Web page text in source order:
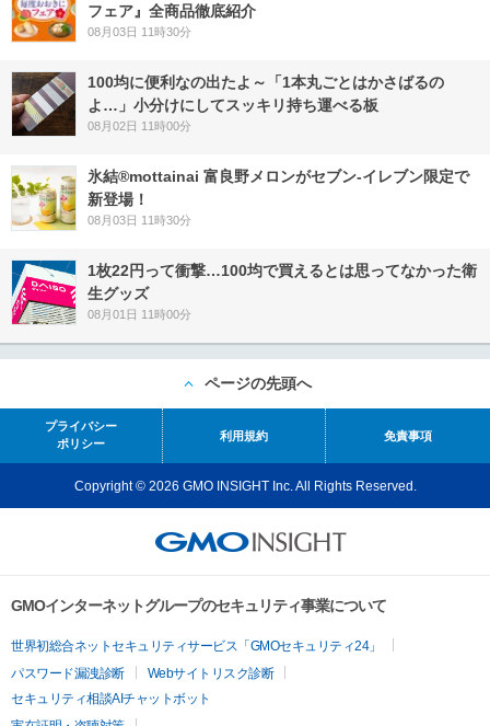
フェア』全商品徹底紹介
08月03日 11時30分
100均に便利なの出たよ～「1本丸ごとはかさばるの
よ…」小分けにしてスッキリ持ち運べる板
08月02日 11時00分
氷結®mottainai 富良野メロンがセブン‐イレブン限定で
新登場！
08月03日 11時30分
1枚22円って衝撃…100均で買えるとは思ってなかった衛
生グッズ
08月01日 11時00分
ページの先頭へ
プライバシー
ポリシー
利用規約 免責事項
Copyright © 2026 GMO INSIGHT Inc. All Rights Reserved.
GMOインターネットグループのセキュリティ事業について
世界初総合ネットセキュリティサービス「GMOセキュリティ24」
パスワード漏洩診断
Webサイトリスク診断
セキュリティ相談AIチャットボット